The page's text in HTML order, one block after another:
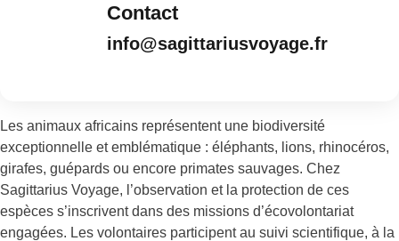
Contact
info@sagittariusvoyage.fr
Les animaux africains représentent une biodiversité
exceptionnelle et emblématique : éléphants, lions, rhinocéros,
girafes, guépards ou encore primates sauvages. Chez
Sagittarius Voyage, l’observation et la protection de ces
espèces s’inscrivent dans des missions d’écovolontariat
engagées. Les volontaires participent au suivi scientifique, à la